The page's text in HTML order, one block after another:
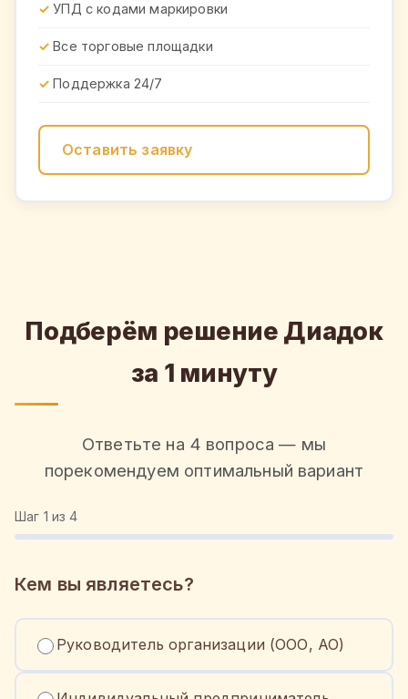
УПД с кодами маркировки
Все торговые площадки
Поддержка 24/7
Оставить заявку
Подберём решение Диадок
за 1 минуту
Ответьте на 4 вопроса — мы
порекомендуем оптимальный вариант
Шаг 1 из 4
Кем вы являетесь?
Руководитель организации (ООО, АО)